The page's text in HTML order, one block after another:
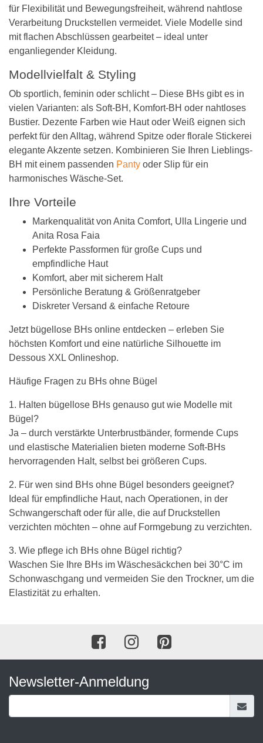
für Flexibilität und Bewegungsfreiheit, während nahtlose
Verarbeitung Druckstellen vermeidet. Viele Modelle sind
mit flachen Abschlüssen gearbeitet – ideal unter
enganliegender Kleidung.
Modellvielfalt & Styling
Ob sportlich, feminin oder schlicht – Diese BHs gibt es in
vielen Varianten: als Soft-BH, Komfort-BH oder nahtloses
Bustier. Dezente Farben wie Haut oder Weiß eignen sich
perfekt für den Alltag, während Spitze oder florale Stickerei
elegante Akzente setzen. Kombinieren Sie Ihren Lieblings-
BH mit einem passenden Panty oder Slip für ein
harmonisches Wäsche-Set.
Ihre Vorteile
Markenqualität von Anita Comfort, Ulla Lingerie und
Anita Rosa Faia
Perfekte Passformen für große Cups und
empfindliche Haut
Komfort, aber mit sicherem Halt
Persönliche Beratung & Größenratgeber
Diskreter Versand & einfache Retoure
Jetzt bügellose BHs online entdecken – erleben Sie
höchsten Komfort und eine natürliche Silhouette im
Dessous XXL Onlineshop.
Häufige Fragen zu BHs ohne Bügel
1. Halten bügellose BHs genauso gut wie Modelle mit
Bügel?
Ja – durch verstärkte Unterbrustbänder, formende Cups
und elastische Materialien bieten moderne Soft-BHs
hervorragenden Halt, selbst bei größeren Cups.
2. Für wen sind BHs ohne Bügel besonders geeignet?
Ideal für empfindliche Haut, nach Operationen, in der
Schwangerschaft oder für alle, die auf Druckstellen
verzichten möchten – ohne auf Formgebung zu verzichten.
3. Wie pflege ich BHs ohne Bügel richtig?
Waschen Sie Ihre BHs im Wäschesäckchen bei 30°C im
Schonwaschgang und vermeiden Sie den Trockner, um die
Elastizität zu erhalten.
Newsletter-Anmeldung